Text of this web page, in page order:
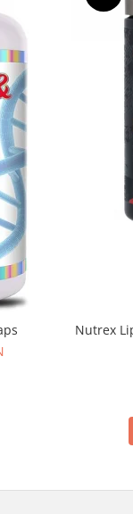
Nutrex